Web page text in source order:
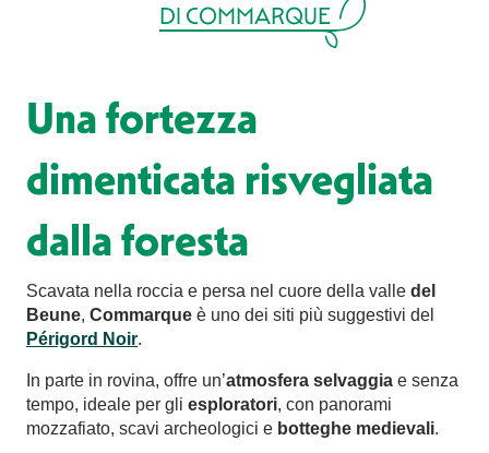
DI COMMARQUE
Una fortezza
dimenticata risvegliata
dalla foresta
Scavata nella roccia e persa nel cuore della valle del
Beune, Commarque è uno dei siti più suggestivi del
Périgord Noir.
In parte in rovina, offre un’atmosfera selvaggia e senza
tempo, ideale per gli esploratori, con panorami
mozzafiato, scavi archeologici e botteghe medievali.